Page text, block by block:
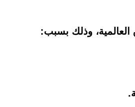
العالمية، وذلك بسبب: